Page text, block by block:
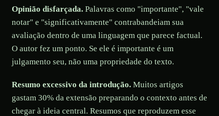
Opinião disfarçada. Palavras como "importante", "vale
notar" e "significativamente" contrabandeiam sua
avaliação dentro de uma linguagem que parece factual.
O autor fez um ponto. Se ele é importante é um
julgamento seu, não uma propriedade do texto.
Resumo excessivo da introdução. Muitos artigos
gastam 30% da extensão preparando o contexto antes de
chegar à ideia central. Resumos que reproduzem esse